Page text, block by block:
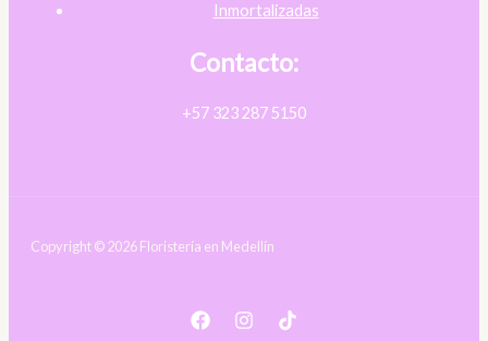
Inmortalizadas
Contacto:
+57 323 287 5150
Copyright © 2026 Floristería en Medellín